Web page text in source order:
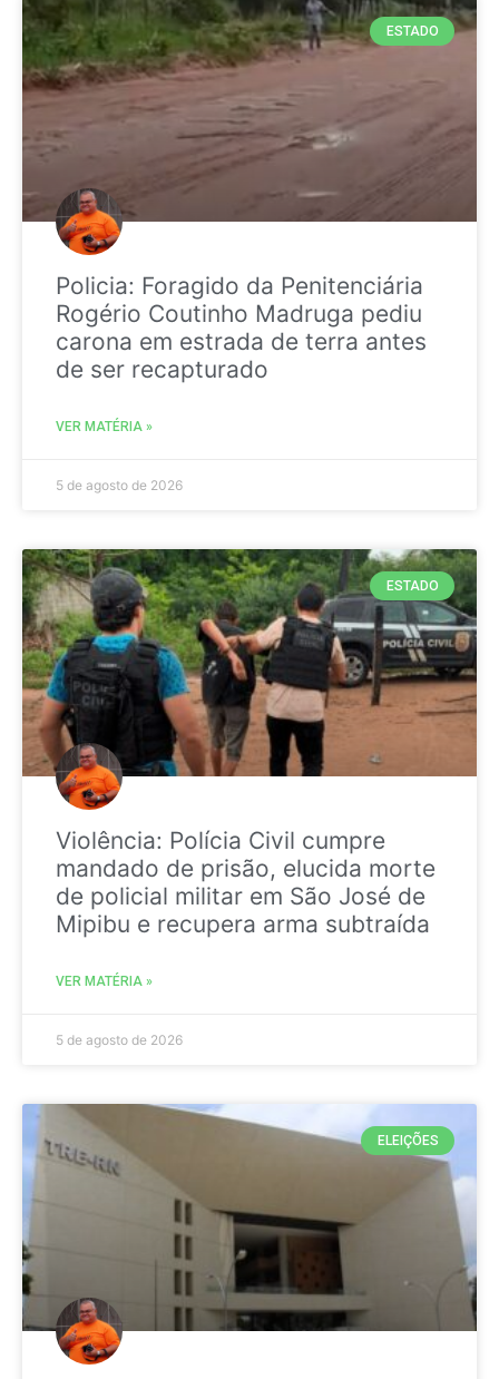
ESTADO
Policia: Foragido da Penitenciária
Rogério Coutinho Madruga pediu
carona em estrada de terra antes
de ser recapturado
VER MATÉRIA »
5 de agosto de 2026
ESTADO
Violência: Polícia Civil cumpre
mandado de prisão, elucida morte
de policial militar em São José de
Mipibu e recupera arma subtraída
VER MATÉRIA »
5 de agosto de 2026
ELEIÇÕES